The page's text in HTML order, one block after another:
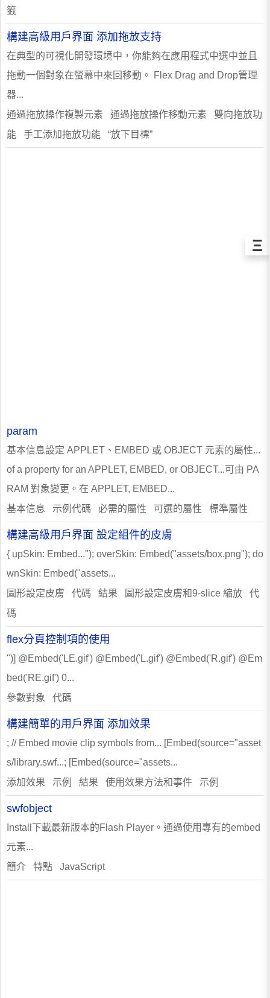
籤
構建高級用戶界面 添加拖放支持
在典型的可視化開發環境中，你能夠在應用程式中選中並且
拖動一個對象在螢幕中來回移動。 Flex Drag and Drop管理
器...
通過拖放操作複製元素 通過拖放操作移動元素 雙向拖放功
能 手工添加拖放功能 “放下目標”
param
基本信息設定 APPLET、EMBED 或 OBJECT 元素的屬性...
of a property for an APPLET, EMBED, or OBJECT...可由 PA
RAM 對象變更。在 APPLET, EMBED...
基本信息 示例代碼 必需的屬性 可選的屬性 標準屬性
構建高級用戶界面 設定組件的皮膚
{ upSkin: Embed..."); overSkin: Embed("assets/box.png"); do
wnSkin: Embed("assets...
圖形設定皮膚 代碼 結果 圖形設定皮膚和9-slice 縮放 代
碼
flex分頁控制項的使用
")] @Embed('LE.gif') @Embed('L.gif') @Embed('R.gif') @Em
bed('RE.gif') 0...
參數對象 代碼
構建簡單的用戶界面 添加效果
; // Embed movie clip symbols from... [Embed(source="asset
s/library.swf...; [Embed(source="assets...
添加效果 示例 結果 使用效果方法和事件 示例
swfobject
Install下載最新版本的Flash Player。通過使用專有的embed
元素...
簡介 特點 JavaScript
Ξ